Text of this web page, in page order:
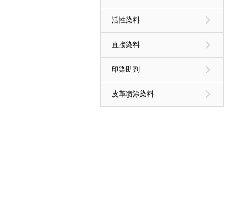
活性染料
直接染料
印染助剂
皮革喷涂染料